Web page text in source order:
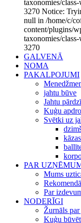
taxonomies/
3270 Notice:
null in /home/c/
content/plugins/
taxonomies/
3270
GALVENĀ
NOMA
PAKALPOJUMI
jahtu būve
Jahtu
Kuģu
Svētki uz
PAR
Mums
Par
NODERĪGI
Žurnāls
Kuģu